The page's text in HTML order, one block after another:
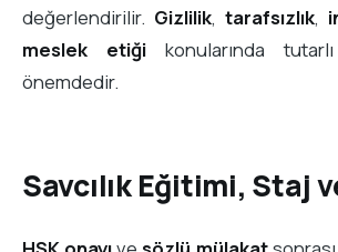
değerlendirilir. Gizlilik, tarafsızlık,
meslek etiği konularında
önemdedir.
Savcılık Eğitimi, Staj